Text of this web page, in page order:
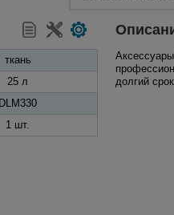
ткань
25 л
DLM330
1 шт.
долгий